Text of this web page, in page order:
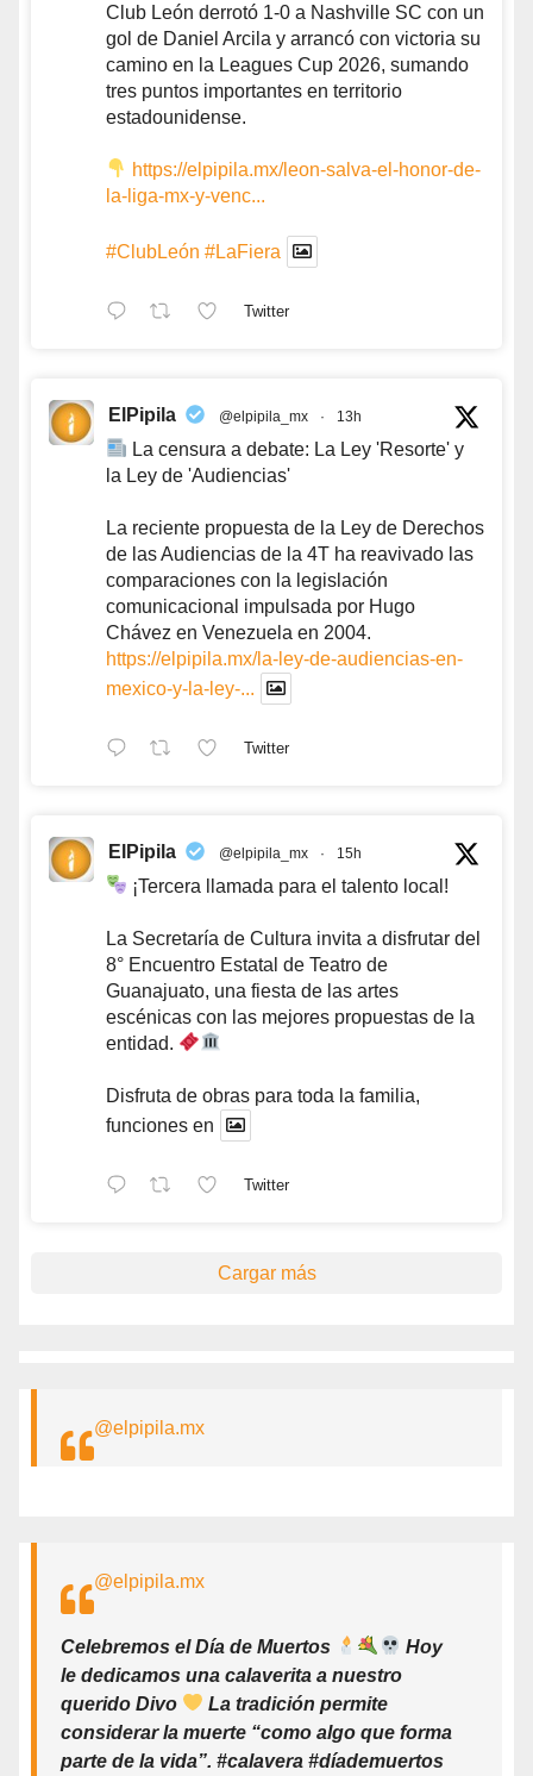
Club León derrotó 1-0 a Nashville SC con un
gol de Daniel Arcila y arrancó con victoria su
camino en la Leagues Cup 2026, sumando
tres puntos importantes en territorio
estadounidense.
https://elpipila.mx/leon-salva-el-honor-de-
la-liga-mx-y-venc...
#ClubLeón #LaFiera
Twitter
ElPipila @elpipila_mx · 13h
La censura a debate: La Ley 'Resorte' y
la Ley de 'Audiencias'
La reciente propuesta de la Ley de Derechos
de las Audiencias de la 4T ha reavivado las
comparaciones con la legislación
comunicacional impulsada por Hugo
Chávez en Venezuela en 2004.
https://elpipila.mx/la-ley-de-audiencias-en-
mexico-y-la-ley-...
Twitter
ElPipila @elpipila_mx · 15h
¡Tercera llamada para el talento local!
La Secretaría de Cultura invita a disfrutar del
8° Encuentro Estatal de Teatro de
Guanajuato, una fiesta de las artes
escénicas con las mejores propuestas de la
entidad.
Disfruta de obras para toda la familia,
funciones en
Twitter
Cargar más
@elpipila.mx
@elpipila.mx
Celebremos el Día de Muertos
Hoy
le dedicamos una calaverita a nuestro
querido Divo
La tradición permite
considerar la muerte “como algo que forma
parte de la vida”. #calavera #díademuertos